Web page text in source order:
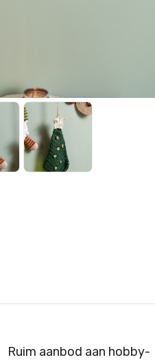
Ruim aanbod aan hobby-